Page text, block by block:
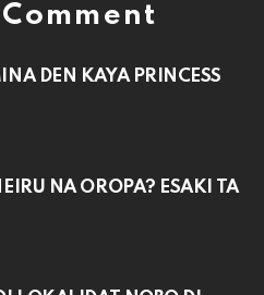
DEN KAYA PRINCESS
NA OROPA? ESAKI TA